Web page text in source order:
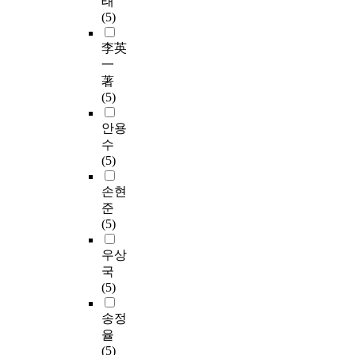
(5)
李英
一
著
(5)
안용
수
(5)
손현
준
(5)
우상
국
(5)
송정
율
(5)